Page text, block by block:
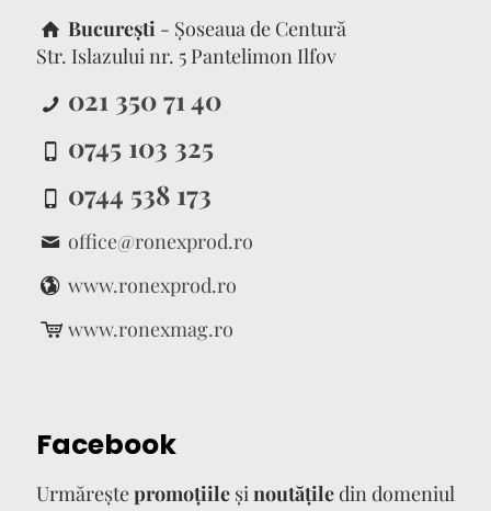
București - Şoseaua de Centură
Str. Islazului nr. 5 Pantelimon Ilfov
021 350 71 40
0745 103 325
0744 538 173
office@ronexprod.ro
www.ronexprod.ro
www.ronexmag.ro
Facebook
Urmăreştepromoţiile şinoutăţiledin domeniul